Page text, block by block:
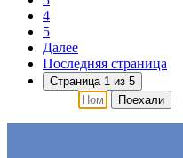
4
5
Далее
Последняя страница
Страница 1 из 5
Поехали